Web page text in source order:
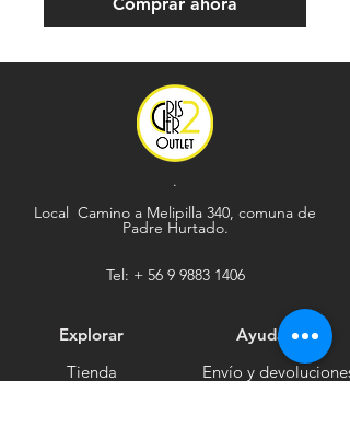
.
Local Camino a Melipilla 340, comuna de
Padre Hurtado.
Tel: + 56 9 9883 1406
Explorar
Tienda
Ayuda
Envío y devoluciones